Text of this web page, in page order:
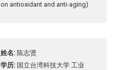
on antioxidant and anti-aging)
姓名 陈志贤
学历 国立台湾科技大学 工业